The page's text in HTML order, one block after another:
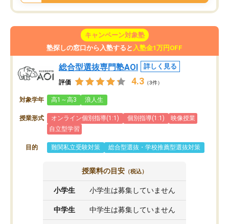
キャンペーン対象塾
塾探しの窓口から入塾すると 入塾金1万円OFF
総合型選抜専門塾AOI 詳しく見る
評価 4.3 （3件）
対象学年 高1～高3 浪人生
授業形式 オンライン個別指導(1:1) 個別指導(1:1)
映像授業
自立型学習
目的 難関私立受験対策 総合型選抜・学校推薦型選抜対策
授業料の目安 （税込）
小学生 小学生は募集していません
中学生 中学生は募集していません